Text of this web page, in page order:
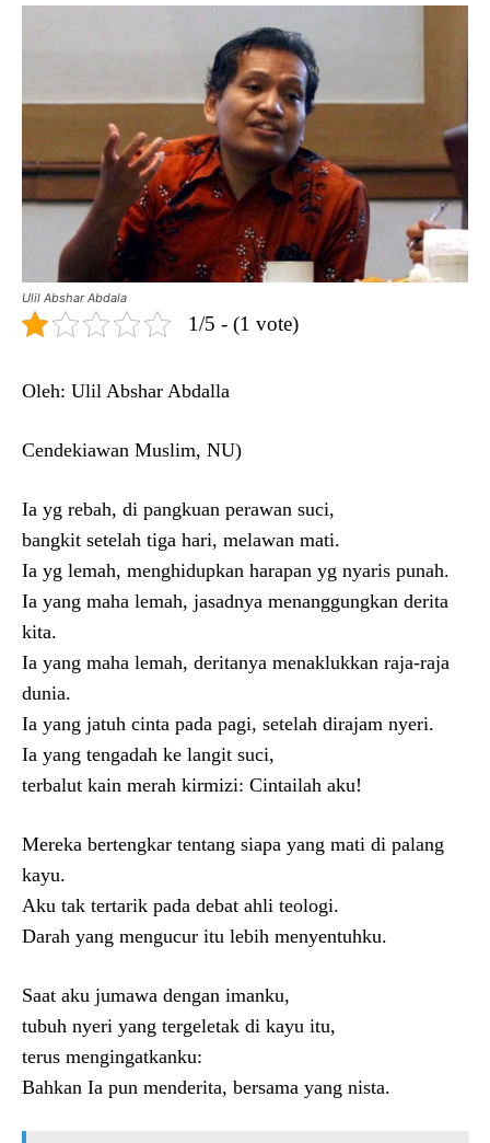
Ulil Abshar Abdala
1/5 - (1 vote)
Oleh: Ulil Abshar Abdalla
Cendekiawan Muslim, NU)
Ia yg rebah, di pangkuan perawan suci,
bangkit setelah tiga hari, melawan mati.
Ia yg lemah, menghidupkan harapan yg nyaris punah.
Ia yang maha lemah, jasadnya menanggungkan derita
kita.
Ia yang maha lemah, deritanya menaklukkan raja-raja
dunia.
Ia yang jatuh cinta pada pagi, setelah dirajam nyeri.
Ia yang tengadah ke langit suci,
terbalut kain merah kirmizi: Cintailah aku!
Mereka bertengkar tentang siapa yang mati di palang
kayu.
Aku tak tertarik pada debat ahli teologi.
Darah yang mengucur itu lebih menyentuhku.
Saat aku jumawa dengan imanku,
tubuh nyeri yang tergeletak di kayu itu,
terus mengingatkanku:
Bahkan Ia pun menderita, bersama yang nista.